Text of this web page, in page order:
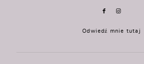
Odwiedź mnie tutaj